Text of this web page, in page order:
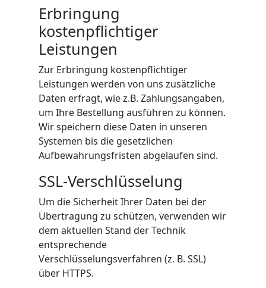
Erbringung
kostenpflichtiger
Leistungen
Zur Erbringung kostenpflichtiger
Leistungen werden von uns zusätzliche
Daten erfragt, wie z.B. Zahlungsangaben,
um Ihre Bestellung ausführen zu können.
Wir speichern diese Daten in unseren
Systemen bis die gesetzlichen
Aufbewahrungsfristen abgelaufen sind.
SSL-Verschlüsselung
Um die Sicherheit Ihrer Daten bei der
Übertragung zu schützen, verwenden wir
dem aktuellen Stand der Technik
entsprechende
Verschlüsselungsverfahren (z. B. SSL)
über HTTPS.